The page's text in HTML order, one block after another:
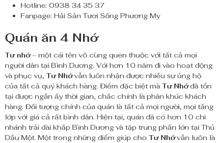
Hotline: 0938 34 35 37
Fanpage: Hải Sản Tươi Sống Phương My
Quán ăn 4 Nhớ
Tư nhớ– một cái tên vô cùng quen thuộc với tất cả mọi
người dân tại Bình Dương. Với hơn 10 năm đi vào hoạt động
và phục vụ, Tư Nhớvẫn luôn nhận được nhiều sự ủng hộ
của tất cả quý khách hàng. Điểm đặc biệt mà Tư Nhớđã tồn
tại được ngần ấy thời gian, chắc chính là phân khúc khách
hàng. Đối tượng chính của quán là tất cả mọi người, mọi tầng
lớp với giá cả rất bình dân. Hiện tại, quán đã có hơn 10 chi
nhánh trải dài khắp Bình Dương và tập trung phần lớn tại Thủ
Dầu Một. Một trong những điểm giúp cho Tư Nhớvẫn luôn là